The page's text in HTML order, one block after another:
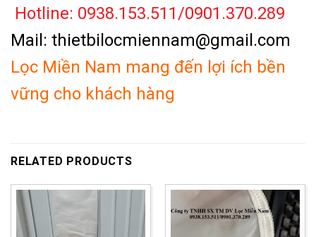
Hotline: 0938.153.511/0901.370.289
Mail: thietbilocmiennam@gmail.com
Lọc Miền Nam mang đến lợi ích bền
vững cho khách hàng
RELATED PRODUCTS